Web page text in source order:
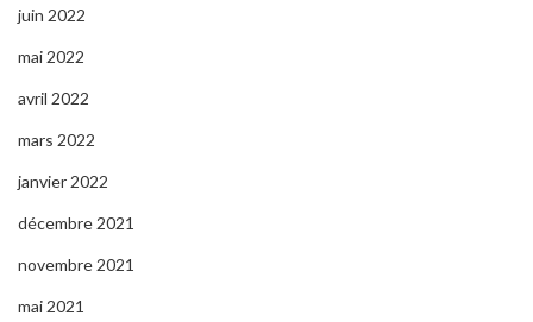
juin 2022
mai 2022
avril 2022
mars 2022
janvier 2022
décembre 2021
novembre 2021
mai 2021